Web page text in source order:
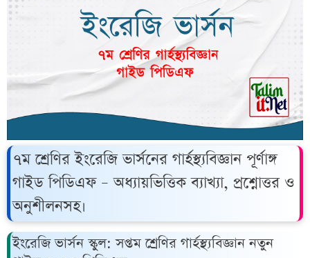
৭ম শ্রেণির ইংরেজি ভার্সনের গার্হস্থ্যবিজ্ঞান পূর্ণাঙ্গ
গাইড পিডিএফ – অধ্যায়ভিত্তিক ব্যাখ্যা, প্রশ্নোত্তর ও
অনুশীলনসহ।
ইংরেজি ভার্সন স্কুল: সপ্তম শ্রেণির গার্হস্থ্যবিজ্ঞান নতুন